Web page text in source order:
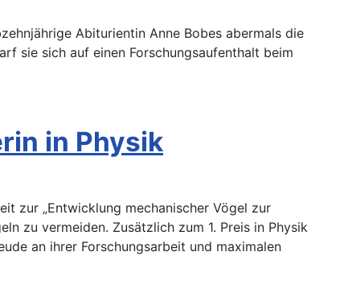
Abiturientin Anne Bobes abermals die
sie sich auf einen Forschungsaufenthalt beim
in Physik
zur „Entwicklung mechanischer Vögel zur
zu vermeiden. Zusätzlich zum 1. Preis in Physik
an ihrer Forschungsarbeit und maximalen